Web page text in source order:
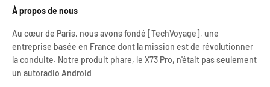
À propos de nous
Au cœur de Paris, nous avons fondé [TechVoyage], une
entreprise basée en France dont la mission est de révolutionner
la conduite. Notre produit phare, le X73 Pro, n'était pas seulement
un autoradio Android